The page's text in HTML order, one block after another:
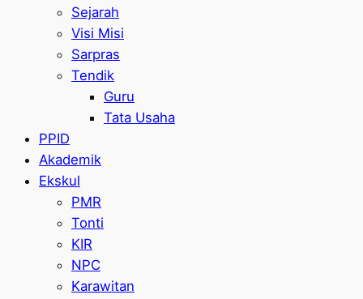
Sejarah
Visi Misi
Sarpras
Tendik
Guru
Tata Usaha
PPID
Akademik
Ekskul
PMR
Tonti
KIR
NPC
Karawitan